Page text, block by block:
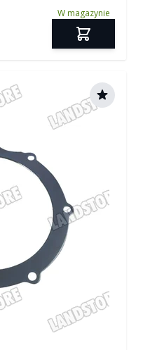
W magazynie